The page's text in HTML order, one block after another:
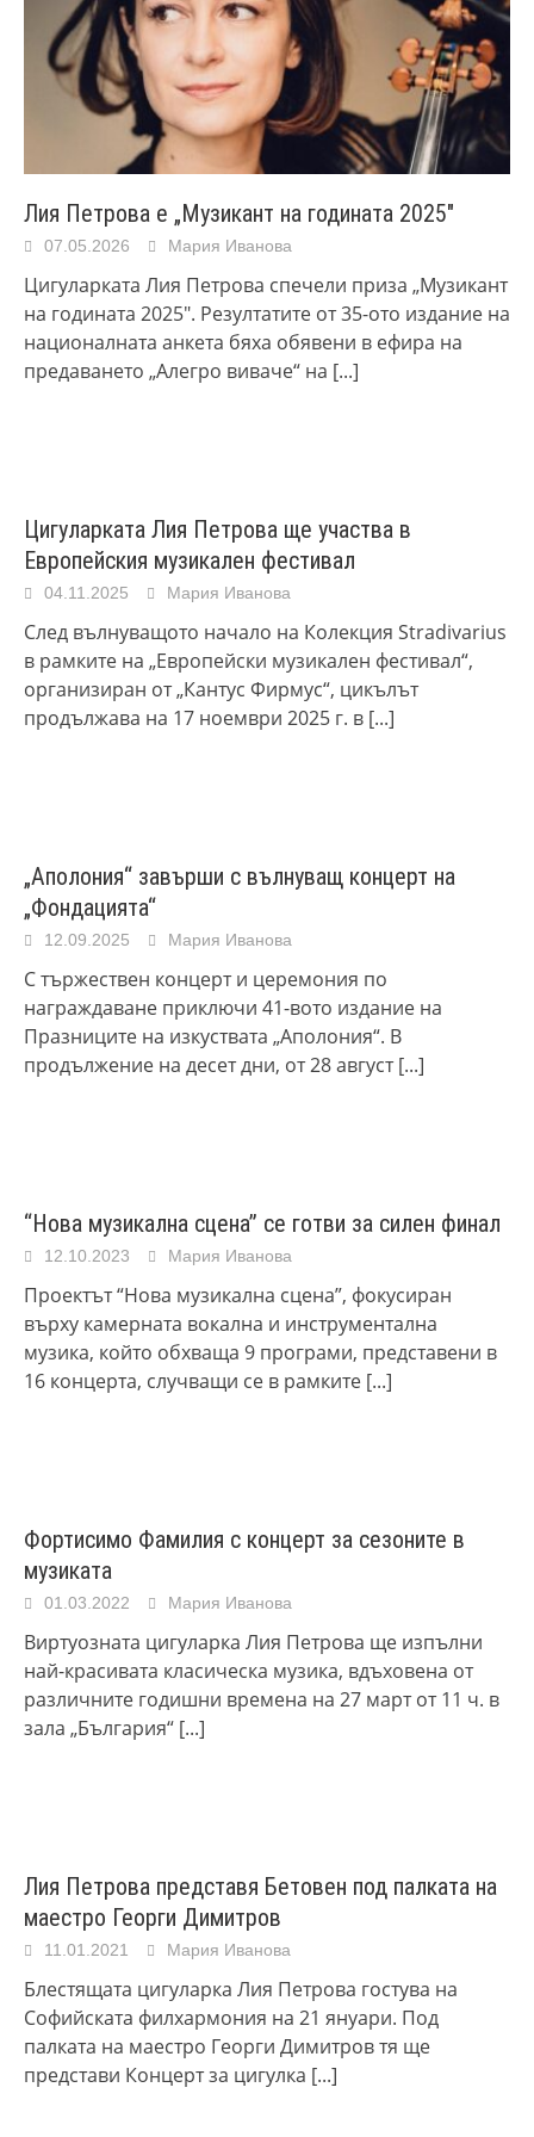
Лия Петрова е „Музикант на годината 2025″
07.05.2026 Мария Иванова
Цигуларката Лия Петрова спечели приза „Музикант
на годината 2025″. Резултатите от 35-ото издание на
националната анкета бяха обявени в ефира на
предаването „Алегро виваче“ на [...]
Цигуларката Лия Петрова ще участва в
Европейския музикален фестивал
04.11.2025 Мария Иванова
След вълнуващото начало на Колекция Stradivarius
в рамките на „Европейски музикален фестивал“,
организиран от „Кантус Фирмус“, цикълът
продължава на 17 ноември 2025 г. в [...]
„Аполония“ завърши с вълнуващ концерт на
„Фондацията“
12.09.2025 Мария Иванова
С тържествен концерт и церемония по
награждаване приключи 41-вото издание на
Празниците на изкуствата „Аполония“. В
продължение на десет дни, от 28 август[...]
“Нова музикална сцена” се готви за силен финал
12.10.2023 Мария Иванова
Проектът “Нова музикална сцена”, фокусиран
върху камерната вокална и инструментална
музика, който обхваща 9 програми, представени в
16 концерта, случващи се в рамките [...]
Фортисимо Фамилия с концерт за сезоните в
музиката
01.03.2022 Мария Иванова
Виртуозната цигуларка Лия Петрова ще изпълни
най-красивата класическа музика, вдъховена от
различните годишни времена на 27 март от 11 ч. в
зала „България“ [...]
Лия Петрова представя Бетовен под палката на
маестро Георги Димитров
11.01.2021 Мария Иванова
Блестящата цигуларка Лия Петрова гостува на
Софийската филхармония на 21 януари. Под
палката на маестро Георги Димитров тя ще
представи Концерт за цигулка [...]